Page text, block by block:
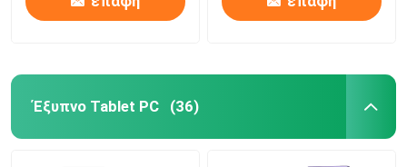
Έξυπνο Tablet PC (36)